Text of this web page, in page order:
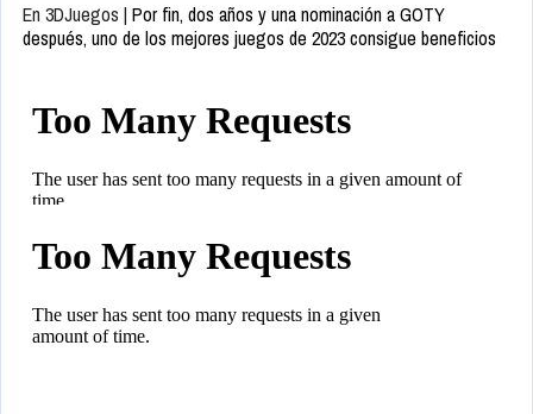
En 3DJuegos | Por fin, dos años y una nominación a GOTY
después, uno de los mejores juegos de 2023 consigue beneficios